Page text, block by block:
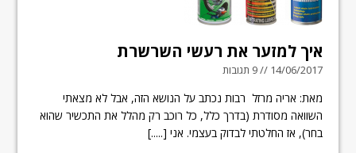
איך למזער את רעשי השרשרת
14/06/2017 // 9 תגובות
מאת: אריה מרזל רבות נכתב על הנושא הזה, אבל לא מצאתי
השוואה מסודרת (בדרך כלל, כל רוכב רק מהלל את התכשיר שהוא
בחר), אז החלטתי לבדוק בעצמי. אני [.....]